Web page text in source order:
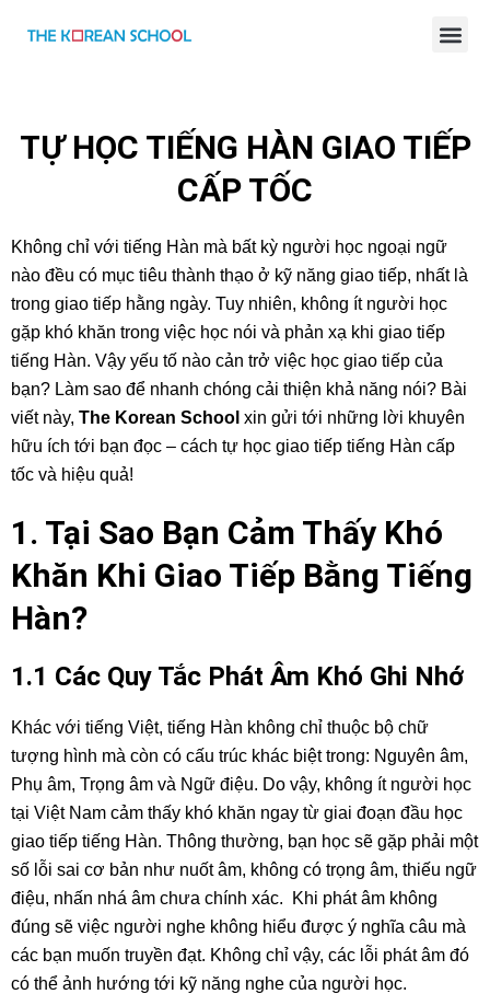
TỰ HỌC TIẾNG HÀN GIAO TIẾP
CẤP TỐC
Không chỉ với tiếng Hàn mà bất kỳ người học ngoại ngữ
nào đều có mục tiêu thành thạo ở kỹ năng giao tiếp, nhất là
trong giao tiếp hằng ngày. Tuy nhiên, không ít người học
gặp khó khăn trong việc học nói và phản xạ khi giao tiếp
tiếng Hàn. Vậy yếu tố nào cản trở việc học giao tiếp của
bạn? Làm sao để nhanh chóng cải thiện khả năng nói? Bài
viết này, The Korean School xin gửi tới những lời khuyên
hữu ích tới bạn đọc – cách tự học giao tiếp tiếng Hàn cấp
tốc và hiệu quả!
1. Tại Sao Bạn Cảm Thấy Khó
Khăn Khi Giao Tiếp Bằng Tiếng
Hàn?
1.1 Các Quy Tắc Phát Âm Khó Ghi Nhớ
Khác với tiếng Việt, tiếng Hàn không chỉ thuộc bộ chữ
tượng hình mà còn có cấu trúc khác biệt trong: Nguyên âm,
Phụ âm, Trọng âm và Ngữ điệu. Do vậy, không ít người học
tại Việt Nam cảm thấy khó khăn ngay từ giai đoạn đầu học
giao tiếp tiếng Hàn. Thông thường, bạn học sẽ gặp phải một
số lỗi sai cơ bản như nuốt âm, không có trọng âm, thiếu ngữ
điệu, nhấn nhá âm chưa chính xác. Khi phát âm không
đúng sẽ việc người nghe không hiểu được ý nghĩa câu mà
các bạn muốn truyền đạt. Không chỉ vậy, các lỗi phát âm đó
có thể ảnh hướng tới kỹ năng nghe của người học.